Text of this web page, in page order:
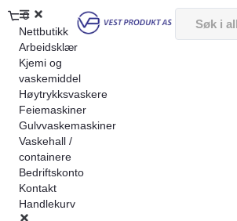
0
Nettbutikk
Arbeidsklær
Kjemi og
vaskemiddel
Høytrykksvaskere
Feiemaskiner
Gulvvaskemaskiner
Vaskehall /
containere
Bedriftskonto
Kontakt
Handlekurv